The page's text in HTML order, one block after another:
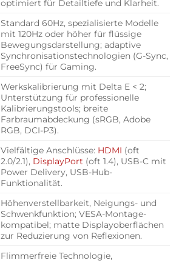
optimiert für Detailtiefe und Klarheit.
Standard 60Hz, spezialisierte Modelle
mit 120Hz oder höher für flüssige
Bewegungsdarstellung; adaptive
Synchronisationstechnologien (G-Sync,
FreeSync) für Gaming.
Werkskalibrierung mit Delta E < 2;
Unterstützung für professionelle
Kalibrierungstools; breite
Farbraumabdeckung (sRGB, Adobe
RGB, DCI-P3).
Vielfältige Anschlüsse: HDMI (oft
2.0/2.1), DisplayPort (oft 1.4), USB-C mit
Power Delivery, USB-Hub-
Funktionalität.
Höhenverstellbarkeit, Neigungs- und
Schwenkfunktion; VESA-Montage-
kompatibel; matte Displayoberflächen
zur Reduzierung von Reflexionen.
Flimmerfreie Technologie,